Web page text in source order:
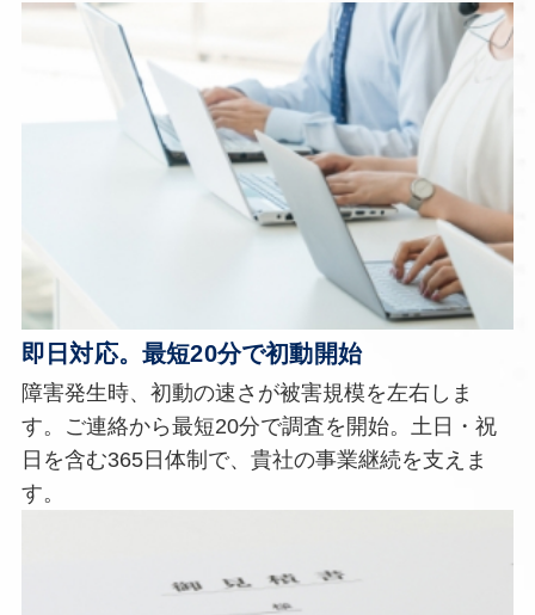
即日対応。最短20分で初動開始
障害発生時、初動の速さが被害規模を左右しま
す。ご連絡から最短20分で調査を開始。土日・祝
日を含む365日体制で、貴社の事業継続を支えま
す。